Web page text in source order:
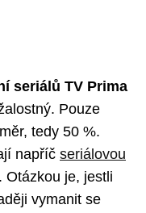
seriálů TV Prima
Pouze
tedy 50 %.
napříč seriálovou
Otázkou je, jestli
vymanit se